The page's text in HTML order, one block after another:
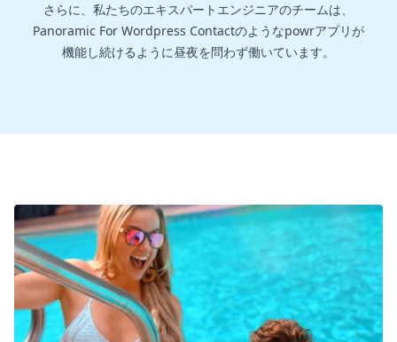
さらに、私たちのエキスパートエンジニアのチームは、
Panoramic For Wordpress Contactのようなpowrアプリが
機能し続けるように昼夜を問わず働いています。